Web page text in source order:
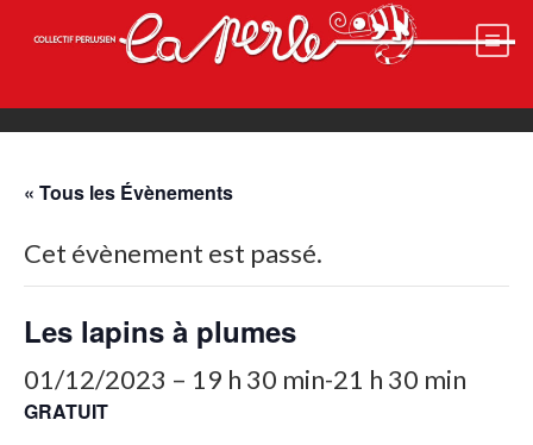
« Tous les Évènements
Cet évènement est passé.
Les lapins à plumes
01/12/2023 – 19 h 30 min-21 h 30 min
GRATUIT